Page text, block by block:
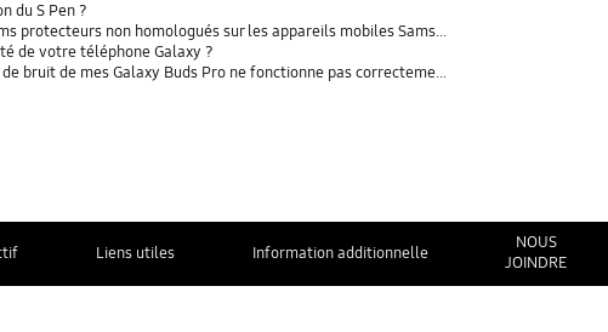
du S Pen ?
non homologués sur les appareils mobiles Samsung Galaxy
de votre téléphone Galaxy ?
bruit de mes Galaxy Buds Pro ne fonctionne pas correctement
Liens utiles Information additionnelle
NOUS
JOINDRE